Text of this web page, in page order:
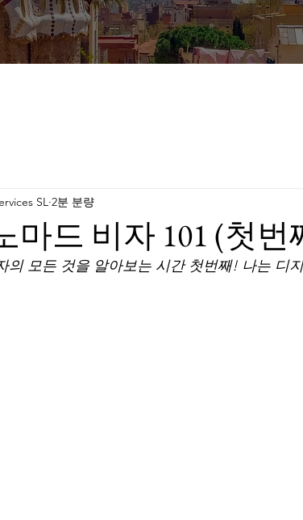
마드 비자 101 (첫번
SL 2분 분량
의 모든 것을 알아보는 시간 첫번째! 나는 디